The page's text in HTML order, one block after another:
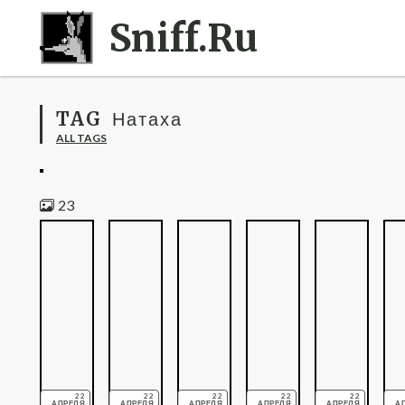
Sniff.Ru
TAG Натаха
ALL TAGS
23
22
АПРЕЛЯ
22
АПРЕЛЯ
22
АПРЕЛЯ
22
АПРЕЛЯ
22
АПРЕЛЯ